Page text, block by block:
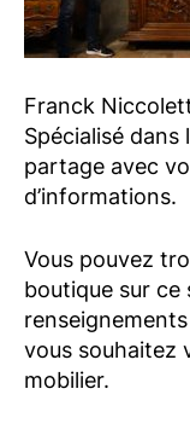
Franck
Spécialisé dans
partage avec
d’informations.
Vous pouvez
boutique sur ce
vous souhaitez
mobilier.